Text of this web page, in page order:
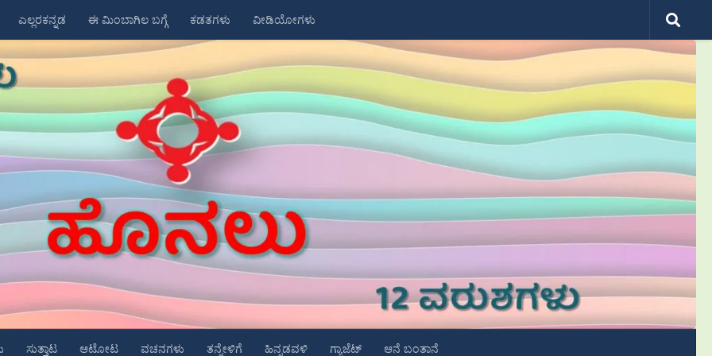
ಎಲ್ಲರಕನ್ನಡ ಈ ಮಿಂಬಾಗಿಲ ಬಗ್ಗೆ ಕಡತಗಳು ವೀಡಿಯೋಗಳು
ಸುತ್ತಾಟ ಆಟೋಟ ವಚನಗಳು ತನ್ನೇಳಿಗೆ ಹಿನ್ನಡವಳಿ ಗ್ಯಾಜೆಟ್ ಆನೆ ಬಂತಾನೆ